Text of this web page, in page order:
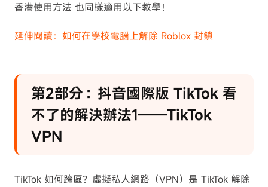
香港使用方法 也同樣適用以下教學！
延伸閱讀：如何在學校電腦上解除 Roblox 封鎖
第2部分：抖音國際版 TikTok 看
不了的解決辦法1——TikTok
VPN
TikTok 如何跨區？虛擬私人網路（VPN）是 TikTok 解除